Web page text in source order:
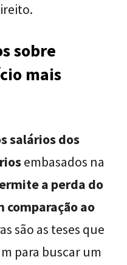
sobre
mais
salários dos
embasados na
a perda do
comparação ao
são as teses que
para buscar um